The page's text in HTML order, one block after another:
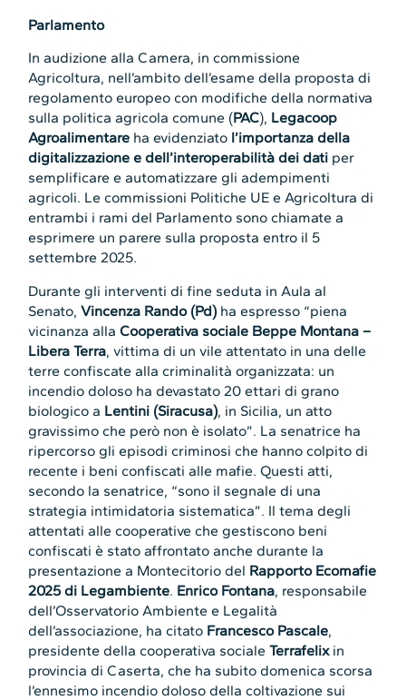
Parlamento
In audizione alla Camera, in commissione
Agricoltura, nell’ambito dell’esame della proposta di
regolamento europeo con modifiche della normativa
sulla politica agricola comune (PAC), Legacoop
Agroalimentare ha evidenziato l’importanza della
digitalizzazione e dell’interoperabilità dei dati per
semplificare e automatizzare gli adempimenti
agricoli. Le commissioni Politiche UE e Agricoltura di
entrambi i rami del Parlamento sono chiamate a
esprimere un parere sulla proposta entro il 5
settembre 2025.
Durante gli interventi di fine seduta in Aula al
Senato,Vincenza Rando (Pd)ha espresso “piena
vicinanza allaCooperativa sociale Beppe Montana –
Libera Terra, vittima di un vile attentato in una delle
terre confiscate alla criminalità organizzata: un
incendio doloso ha devastato 20 ettari di grano
biologico a Lentini (Siracusa), in Sicilia, un atto
gravissimo che però non è isolato”. La senatrice ha
ripercorso gli episodi criminosi che hanno colpito di
recente i beni confiscati alle mafie. Questi atti,
secondo la senatrice, “sono il segnale di una
strategia intimidatoria sistematica”. Il tema degli
attentati alle cooperative che gestiscono beni
confiscati è stato affrontato anche durante la
presentazione a Montecitorio del Rapporto Ecomafie
2025 di Legambiente. Enrico Fontana, responsabile
dell’Osservatorio Ambiente e Legalità
dell’associazione, ha citato Francesco Pascale,
presidente della cooperativa socialeTerrafelixin
provincia di Caserta, che ha subito domenica scorsa
l’ennesimo incendio doloso della coltivazione sui